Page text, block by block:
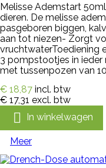
Melisse Ademstart
dieren. De melisse
pasgeboren biggen,
aan tot niezen- Zorgt
vruchtwaterToediening
3 pompstootjes in ieder
met tussenpozen van
€ 18,87 incl. btw
€ 17,31 excl. btw
 In winkelwagen
Meer